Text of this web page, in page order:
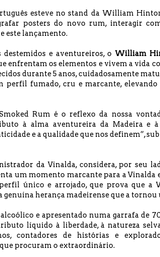
esteve no stand da William
posters do novo rum, interagir
este lançamento.
e aventureiros, o William
enfrentam os elementos e vivem a vida
durante 5 anos, cuidadosamente
perfil fumado, cru e marcante,
Rum é o reflexo da nossa
à alma aventureira da Madeira e à
e a qualidade que nos definem”,
da Vinalda, considera, por seu
um momento marcante para a Vinalda
único e arrojado, que prova que
genuína herança madeirense que a tornou
e apresentado numa garrafa de
líquido à liberdade, à natureza
contadores de histórias e
procuram o extraordinário.